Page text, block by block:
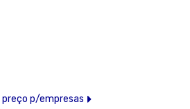
preço p/empresas